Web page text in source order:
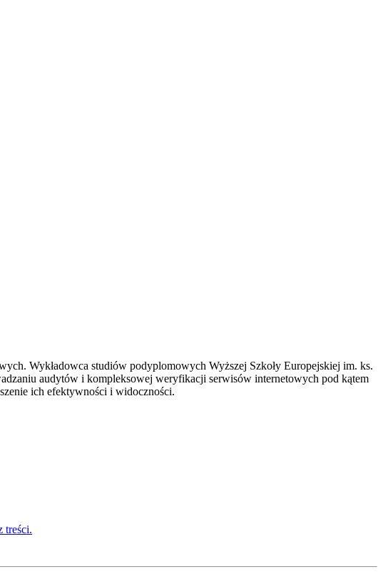
Wykładowca studiów podyplomowych Wyższej Szkoły Europejskiej im. ks.
audytów i kompleksowej weryfikacji serwisów internetowych pod kątem
ich efektywności i widoczności.
treści.